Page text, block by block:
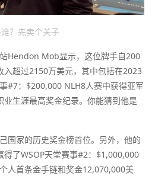
？先卖个关子
Hendon Mob显示，这位牌手自200
入超过2150万美元，其中包括在2023
#7：$200,000 NLH8人赛中获得亚军
生涯最高奖金纪录。你能猜到他是
家的历史奖金榜首位。另外，他的
了WSOP天堂赛事#2：$1,000,000
人首条金手链和奖金12,070,000美